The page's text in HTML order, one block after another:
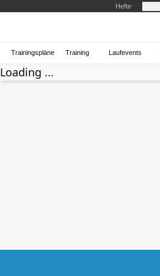
Hefte
Trainingspläne Training Laufevents
Loading ...